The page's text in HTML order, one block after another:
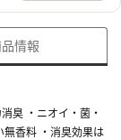
情報
臭 ・ニオイ・菌・
香料 ・消臭効果は